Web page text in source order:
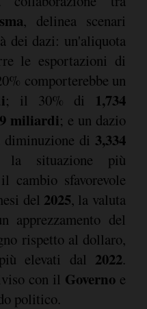
, delinea scenari
dei dazi: un'aliquota
le esportazioni di
comporterebbe un
; il 30% di
1,734
miliardi; e un dazio
diminuzione di 3,334
situazione più
cambio sfavorevole
del 2025, la valuta
apprezzamento del
rispetto al dollaro,
elevati dal 2022.
con il Governoe
politico.